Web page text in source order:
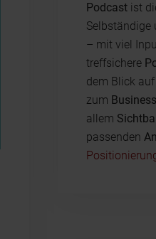
Podcastist
Selbständige
– mit viel
treffsichere
dem Blick
zum
allem
passenden